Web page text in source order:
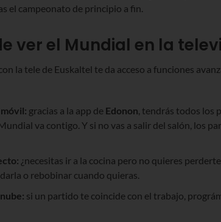
el campeonato de principio a fin.
ver el Mundial en la
la tele de Euskaltel te da acceso a funciones
gracias a la app de Edonon, tendrás todos los
va contigo. Y si no vas a salir del salón, los
¿necesitas ir a la cocina pero no quieres
o rebobinar cuando quieras.
si un partido te coincide con el trabajo,